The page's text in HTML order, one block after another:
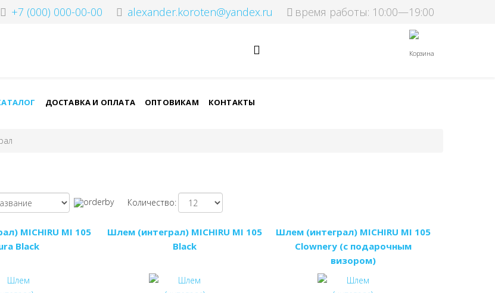
+7 (000) 000-00-00 alexander.koroten@yandex.ru время работы: 10:00—19:00
ДОСТАВКА И ОПЛАТА ОПТОВИКАМ КОНТАКТЫ
Корзина
Количество:
MICHIRU MI 105
Black
Шлем (интеграл) MICHIRU MI 105
Black
Шлем (интеграл) MICHIRU MI 105
Clownery (с подарочным
визором)